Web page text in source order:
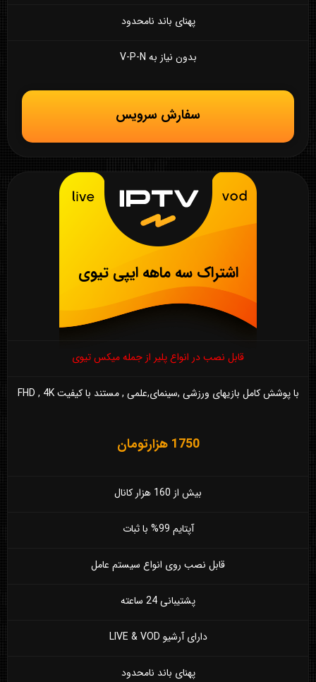
پهنای باند نامحدود
بدون نیاز به V-P-N
سفارش سرویس
اشتراک سه ماهه ایپی تیوی
قابل نصب در انواع پلیر از جمله میکس تیوی
با پوشش کامل بازیهای ورزشی ,سینمای,علمی , مستند با کیفیت FHD , 4K
1750 هزارتومان
بیش از 160 هزار کانال
آپتایم 99% با ثبات
قابل نصب روی انواع سیستم عامل
پشتیبانی 24 ساعته
دارای آرشیو LIVE & VOD
پهنای باند نامحدود